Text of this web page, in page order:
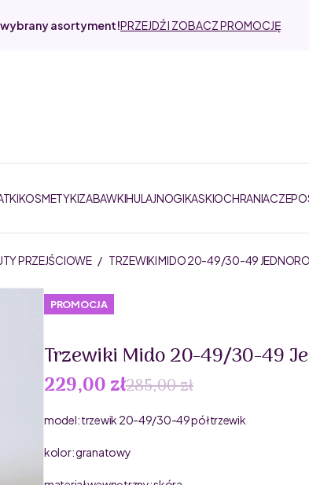
wybrany asortyment!PRZEJDŹ I ZOBACZ PROMOCJĘ
KOSMETYKIZABAWKIHULAJNOGIKASKIOCHRANIACZE
PRZEJŚCIOWE / TRZEWIKI MIDO 20-49/30-49
PROMOCJA
Trzewiki Mido 20-49/30-49
229,00 zł285,00 zł
model: trzewik 20-49/30-49 półtrzewik
kolor: granatowy